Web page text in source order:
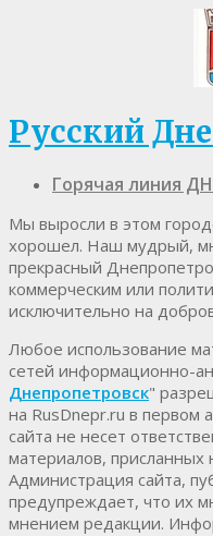
Русский
Горячая линия
Мы выросли в этом
хорошел. Наш мудрый,
прекрасный
коммерческим или
исключительно на
Любое использование
сетей информационно-
Днепропетровск"
на RusDnepr.ru в первом
сайта не несет
материалов,
Администрация сайта,
предупреждает, что их
мнением редакции.